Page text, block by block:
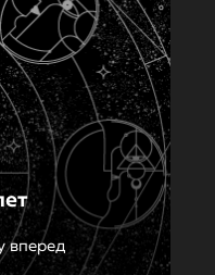
вперед